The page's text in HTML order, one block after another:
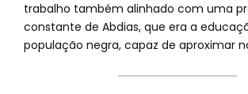
trabalho também alinhado com uma
constante de Abdias, que era a
população negra, capaz de aproximar